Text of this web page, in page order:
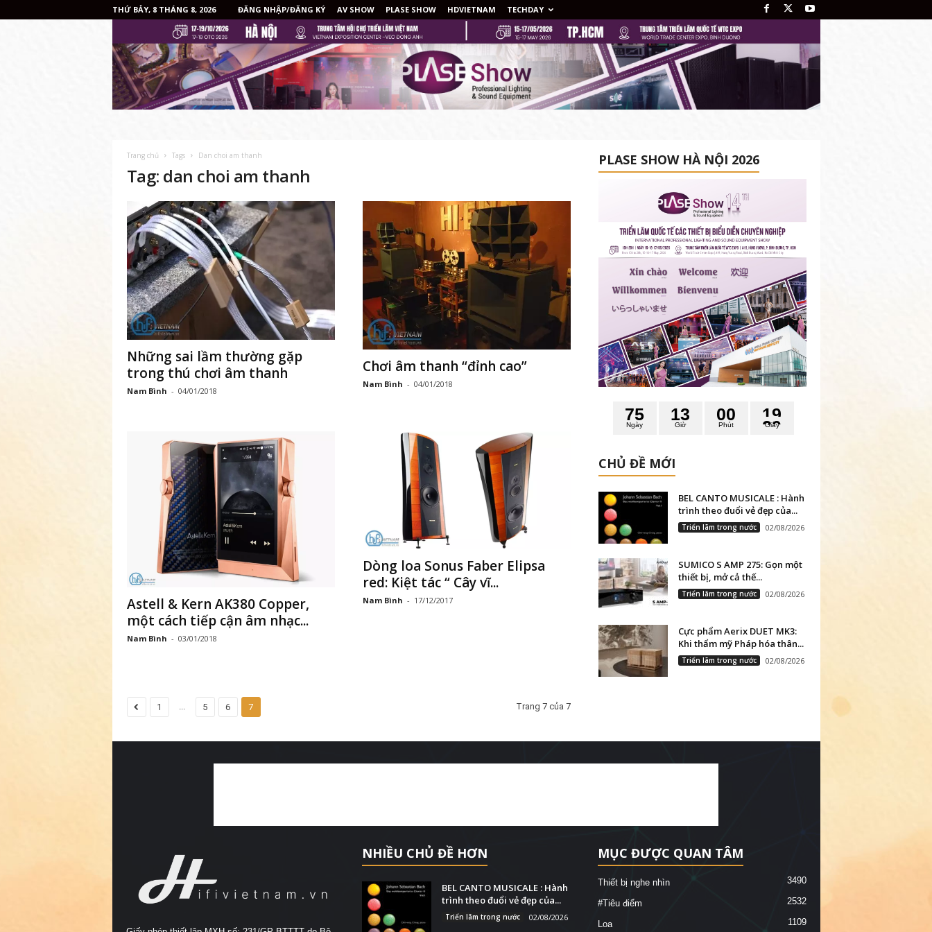
THỨ BẢY, 8 THÁNG 8, 2026 ĐĂNG NHẬP/ĐĂNG KÝ AV SHOW PLASE SHOW HDVIETNAM TECHDAY
Trang chủ Tags Dan choi am thanh
Tag: dan choi am thanh
Những sai lầm thường gặp
trong thú chơi âm thanh
Nam Bình - 04/01/2018
Chơi âm thanh “đỉnh cao”
Nam Bình - 04/01/2018
Astell & Kern AK380 Copper,
một cách tiếp cận âm nhạc...
Nam Bình - 03/01/2018
Dòng loa Sonus Faber Elipsa
red: Kiệt tác “ Cây vĩ...
Nam Bình - 17/12/2017
1 5 6 7 Trang 7 của 7
PLASE SHOW HÀ NỘI 2026
Ngày
75
Giờ
13
Phút
00
Giây
19
CHỦ ĐỀ MỚI
BEL CANTO MUSICALE : Hành
trình theo đuổi vẻ đẹp của...
Triển lãm trong nước 02/08/2026
SUMICO S AMP 275: Gọn một
thiết bị, mở cả thế...
Triển lãm trong nước 02/08/2026
Cực phẩm Aerix DUET MK3:
Khi thẩm mỹ Pháp hóa thân...
Triển lãm trong nước 02/08/2026
NHIỀU CHỦ ĐỀ HƠN
BEL CANTO MUSICALE : Hành
trình theo đuổi vẻ đẹp của...
Triển lãm trong nước 02/08/2026
MỤC ĐƯỢC QUAN TÂM
Thiết bị nghe nhìn 3490
#Tiêu điểm 2532
Loa 1109